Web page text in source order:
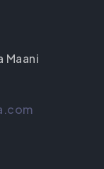
Maani